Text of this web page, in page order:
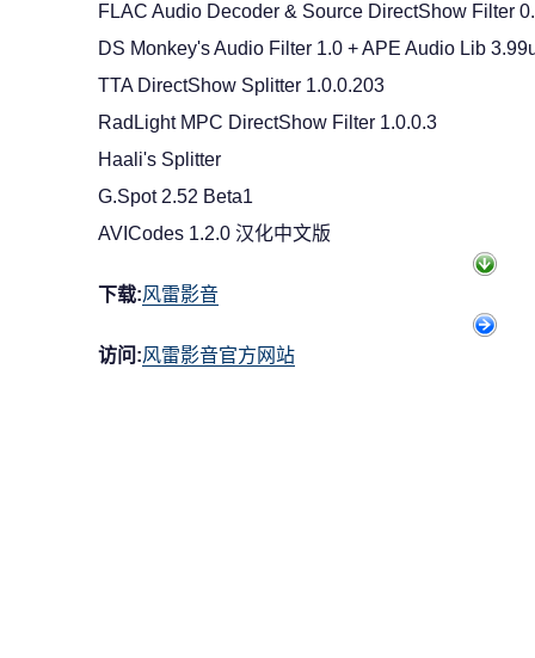
FLAC Audio Decoder & Source DirectShow Filter
DS Monkey's Audio Filter 1.0 + APE Audio Lib
TTA DirectShow Splitter 1.0.0.203
RadLight MPC DirectShow Filter 1.0.0.3
Haali's Splitter
G.Spot 2.52 Beta1
AVICodes 1.2.0 汉化中文版
下载:风雷影音
访问:风雷影音官方网站